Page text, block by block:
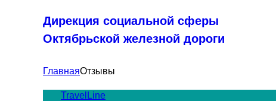
Дирекция социальной сферы
Октябрьской железной дороги
ГлавнаяОтзывы
TravelLine